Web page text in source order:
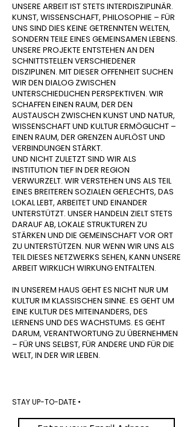
UNSERE ARBEIT IST STETS INTERDISZIPLINÄR.
KUNST, WISSENSCHAFT, PHILOSOPHIE – FÜR
UNS SIND DIES KEINE GETRENNTEN WELTEN,
SONDERN TEILE EINES GEMEINSAMEN LEBENS.
UNSERE PROJEKTE ENTSTEHEN AN DEN
SCHNITTSTELLEN VERSCHIEDENER
DISZIPLINEN. MIT DIESER OFFENHEIT SUCHEN
WIR DEN DIALOG ZWISCHEN
UNTERSCHIEDLICHEN PERSPEKTIVEN. WIR
SCHAFFEN EINEN RAUM, DER DEN
AUSTAUSCH ZWISCHEN KUNST UND NATUR,
WISSENSCHAFT UND KULTUR ERMÖGLICHT –
EINEN RAUM, DER GRENZEN AUFLÖST UND
VERBINDUNGEN STÄRKT.
UND NICHT ZULETZT SIND WIR ALS
INSTITUTION TIEF IN DER REGION
VERWURZELT. WIR VERSTEHEN UNS ALS TEIL
EINES BREITEREN SOZIALEN GEFLECHTS, DAS
LOKAL LEBT, ARBEITET UND EINANDER
UNTERSTÜTZT. UNSER HANDELN ZIELT STETS
DARAUF AB, LOKALE STRUKTUREN ZU
STÄRKEN UND DIE GEMEINSCHAFT VOR ORT
ZU UNTERSTÜTZEN. NUR WENN WIR UNS ALS
TEIL DIESES NETZWERKS SEHEN, KANN UNSERE
ARBEIT WIRKLICH WIRKUNG ENTFALTEN.
IN UNSEREM HAUS GEHT ES NICHT NUR UM
KULTUR IM KLASSISCHEN SINNE. ES GEHT UM
EINE KULTUR DES MITEINANDERS, DES
LERNENS UND DES WACHSTUMS. ES GEHT
DARUM, VERANTWORTUNG ZU ÜBERNEHMEN
– FÜR UNS SELBST, FÜR ANDERE UND FÜR DIE
WELT, IN DER WIR LEBEN.
STAY UP-TO-DATE •